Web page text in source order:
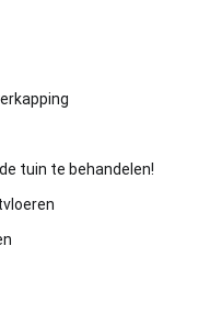
tuin te behandelen!